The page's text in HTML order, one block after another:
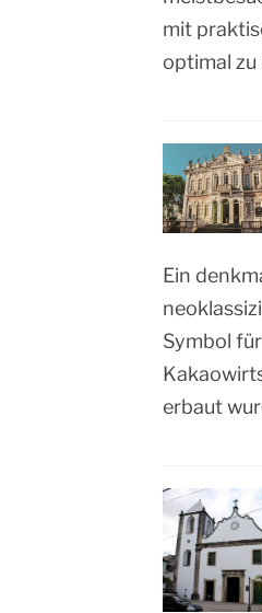
mit
optimal zu
Ein
Symbol
erbaut